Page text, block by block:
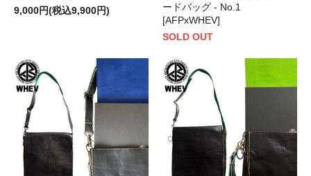
9,000円(税込9,900円)
ードバッグ - No.1
[AFPxWHEV]
SOLD OUT